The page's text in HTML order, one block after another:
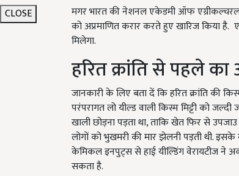
CLOSE
मगर भारत की नेशनल एकेडमी ऑफ
को अप्रमाणित करार करते हुए खारिज किया है.
मिलेगा.
हरित क्रांति से पहले
जानकारी के लिए बता दें कि हरित क्रांति की
परंपरागत लो यील्ड वाली किस्म मिट्टी को
खाली छोड़ना पड़ता था, ताकि खेत फिर से
लोगों को भुखमरी की मार झेलनी पड़ती थी.
केमिकल इनपुट्स से हाई यील्डिंग वेरायटीज ने
सकता है.